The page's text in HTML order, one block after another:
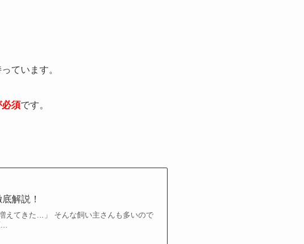
ています。
須です。
解説！
えてきた…」 そんな飼い主さんも多いので